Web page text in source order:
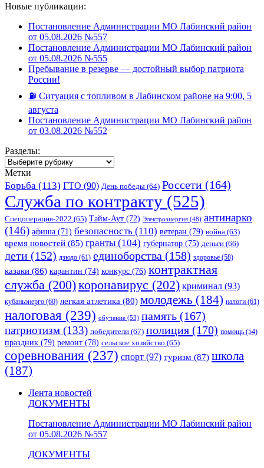
Новые публикации:
Постановление Администрации МО Лабинский район
от 05.08.2026 №557
Постановление Администрации МО Лабинский район
от 05.08.2026 №555
Пребывание в резерве — достойный выбор патриота
России!
⛽️ Ситуация с топливом в Лабинском районе на 9:00, 5
августа
Постановление Администрации МО Лабинский район
от 03.08.2026 №552
Разделы:
Разделы:
Метки
Борьба (113) ГТО (90) День победы (64) Россети (164)
Служба по контракту (525)
Спецоперация-2022 (65) Тайм-Аут (72) Электроэнергия (48) антинарко
(146) афиша (71) безопасность (110) ветеран (79) война (63)
время новостей (85) гранты (104) губернатор (75) деньги (66)
дети (152) дзюдо (61) единоборства (158) здоровье (58)
казаки (86) карантин (74) конкурс (76) контрактная
служба (200)коронавирус (202) криминал (93)
кубаньэнерго (60) легкая атлетика (80) молодежь (184) налоги (61)
налоговая (239) обучение (53) память (167)
патриотизм (133) победители (67) полиция (170) помощь (54)
праздник (79) ремонт (78) сельское хозяйство (65)
соревнования (237) спорт (97) туризм (87) школа
(187)
Лента новостей
ДОКУМЕНТЫ
Постановление Администрации МО Лабинский район
от 05.08.2026 №557
ДОКУМЕНТЫ